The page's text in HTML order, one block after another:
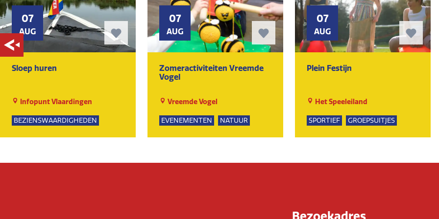
07
AUG
Sloep huren
Infopunt Vlaardingen
BEZIENSWAARDIGHEDEN
NATUUR
07
AUG
Zomeractiviteiten Vreemde
Vogel
Vreemde Vogel
EVENEMENTEN
NATUUR
SPEELTUIN
GROEPSUITJES
07
AUG
Plein Festijn
Het Speeleiland
SPORTIEF GROEPSUITJES